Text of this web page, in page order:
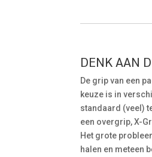
DENK AAN
De grip van een
keuze is in
standaard (veel)
een overgrip, X-
Het grote
halen en meteen